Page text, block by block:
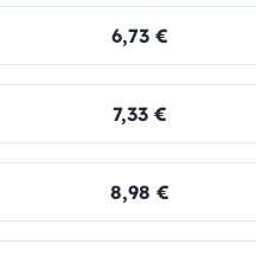
6,73 €
7,33 €
8,98 €